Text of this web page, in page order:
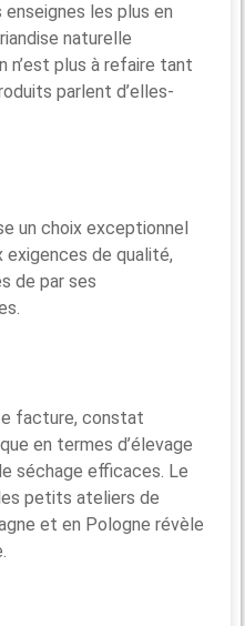
enseignes les plus en
naturelle
n’est plus à refaire tant
parlent d’elles-
un choix exceptionnel
exigences de qualité,
de par ses
facture, constat
en termes d’élevage
séchage efficaces. Le
petits ateliers de
et en Pologne révèle